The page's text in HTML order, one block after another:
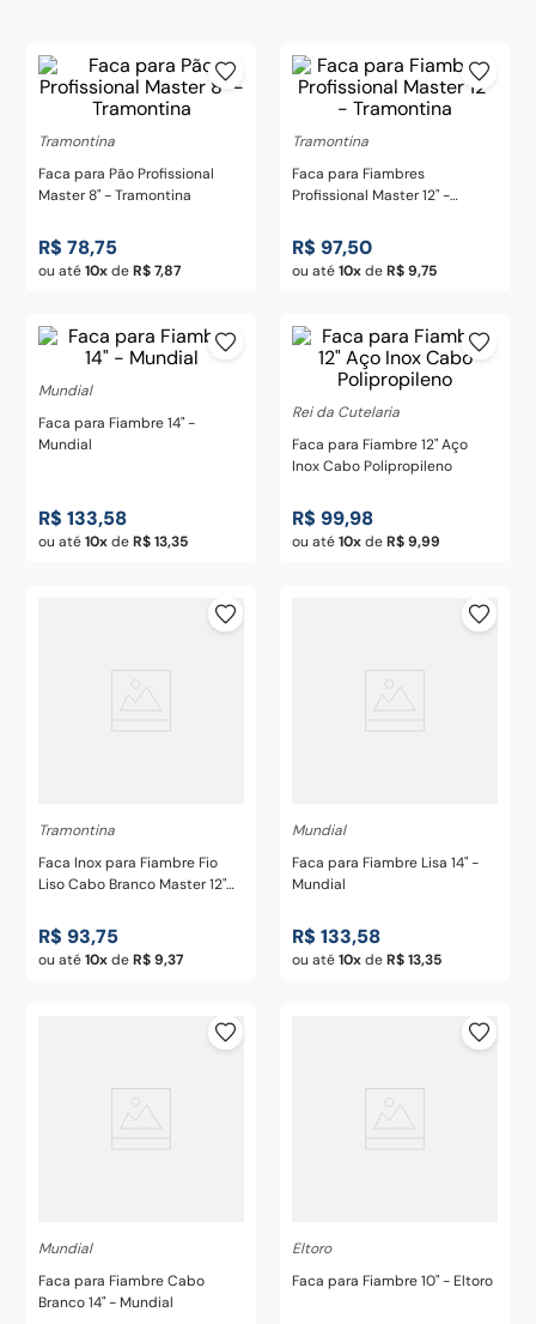
Tramontina
Faca para Pão Profissional
Master 8" - Tramontina
R$ 78,75
ou até10 deR$ 7,87
Tramontina
Faca para Fiambres
Profissional Master 12" -
R$ 97,50
ou até10 deR$ 9,75
Mundial
Faca para Fiambre 14" -
Mundial
R$ 133,58
ou até10 deR$ 13,35
Rei da Cutelaria
Faca para Fiambre 12" Aço
Inox Cabo Polipropileno
R$ 99,98
ou até10 deR$ 9,99
Tramontina
Faca Inox para Fiambre Fio
Liso Cabo Branco Master 12"
R$ 93,75
ou até10 deR$ 9,37
Mundial
Faca para Fiambre Lisa 14" -
Mundial
R$ 133,58
ou até10 deR$ 13,35
Mundial
Faca para Fiambre Cabo
Branco 14" - Mundial
Eltoro
Faca para Fiambre 10" - Eltoro
10º chaira